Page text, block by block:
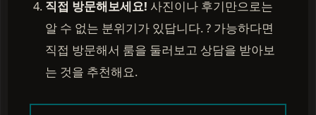
직접 방문해보세요! 사진이나 후기만으로는
알 수 없는 분위기가 있답니다. ? 가능하다면
직접 방문해서 룸을 둘러보고 상담을 받아보
는 것을 추천해요.